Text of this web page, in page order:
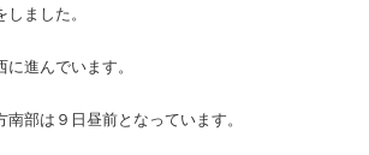
ました。
進んでいます。
部は９日昼前となっています。